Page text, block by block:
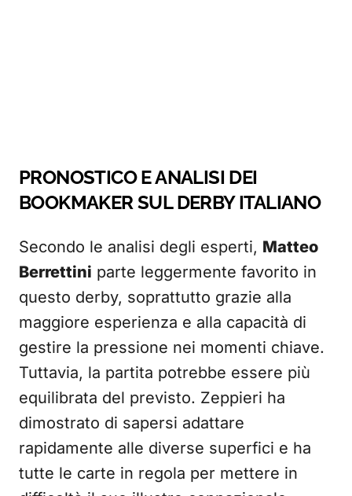
PRONOSTICO E ANALISI DEI
BOOKMAKER SUL DERBY ITALIANO
Secondo le analisi degli esperti, Matteo
Berrettini parte leggermente favorito in
questo derby, soprattutto grazie alla
maggiore esperienza e alla capacità di
gestire la pressione nei momenti chiave.
Tuttavia, la partita potrebbe essere più
equilibrata del previsto. Zeppieri ha
dimostrato di sapersi adattare
rapidamente alle diverse superfici e ha
tutte le carte in regola per mettere in